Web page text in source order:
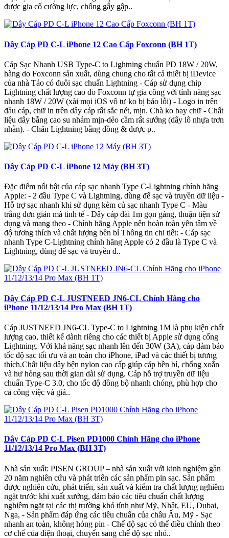
được gia cố cường lực, chống gẫy gập..
Dây Cáp PD C-L iPhone 12 Cao Cấp Foxconn (BH 1T)
Cáp Sạc Nhanh USB Type-C to Lightning chuẩn PD 18W / 20W,
hàng do Foxconn sản xuất, dùng chung cho tất cả thiết bị iDevice
của nhà Táo có đuôi sạc chuẩn Lightning - Cáp sử dụng chip
Lightning chất lượng cao do Foxconn tự gia công với tính năng sạc
nhanh 18W / 20W (xài mọi iOS vô tư ko bị báo lỗi) - Logo in trên
đầu cáp, chữ in trên dây cáp rất sắc nét, mịn. Chà ko bay chữ - Chất
liệu dây bằng cao su nhám mịn-dẻo cầm rất sướng (dây lô nhựa trơn
nhẵn). - Chân Lightning bằng đồng & được p..
Dây Cáp PD C-L iPhone 12 Máy (BH 3T)
Đặc điểm nổi bật của cáp sạc nhanh Type C-Lightning chính hãng
Apple: - 2 đầu Type C và Lightning, dùng để sạc và truyền dữ liệu -
Hỗ trợ sạc nhanh khi sử dụng kèm củ sạc nhanh Type C - Màu
trắng đơn giản mà tinh tế - Dây cáp dài 1m gọn gàng, thuận tiện sử
dụng và mang theo - Chính hãng Apple nên hoàn toàn yên tâm về
độ tương thích và chất lượng bền bỉ Thông tin chi tiết: - Cáp sạc
nhanh Type C-Lightning chính hãng Apple có 2 đầu là Type C và
Lightning, dùng để sạc và truyền d..
Dây Cáp PD C-L JUSTNEED JN6-CL Chính Hãng cho
iPhone 11/12/13/14 Pro Max (BH 1T)
Cáp JUSTNEED JN6-CL Type-C to Lightning 1M là phụ kiện chất
lượng cao, thiết kế dành riêng cho các thiết bị Apple sử dụng cổng
Lightning. Với khả năng sạc nhanh lên đến 30W (3A), cáp đảm bảo
tốc độ sạc tối ưu và an toàn cho iPhone, iPad và các thiết bị tương
thích.Chất liệu dây bện nylon cao cấp giúp cáp bền bỉ, chống xoắn
và hư hỏng sau thời gian dài sử dụng. Cáp hỗ trợ truyền dữ liệu
chuẩn Type-C 3.0, cho tốc độ đồng bộ nhanh chóng, phù hợp cho
cả công việc và giả..
Dây Cáp PD C-L Pisen PD1000 Chính Hãng cho iPhone
11/12/13/14 Pro Max (BH 3T)
Nhà sản xuất: PISEN GROUP – nhà sản xuất với kinh nghiệm gần
20 năm nghiên cứu và phát triển các sản phẩm pin sạc. Sản phẩm
được nghiên cứu, phát triển, sản xuất và kiểm tra chất lượng nghiêm
ngặt trước khi xuất xưởng, đảm bảo các tiêu chuẩn chất lượng
nghiêm ngặt tại các thị trường khó tính như Mỹ, Nhật, EU, Dubai,
Nga, - Sản phẩm đáp ứng các tiêu chuẩn của châu Âu, Mỹ - Sạc
nhanh an toàn, không hỏng pin - Chế độ sạc có thể điều chỉnh theo
cơ chế của điện thoại, chuyển sang chế độ sạc nhỏ..